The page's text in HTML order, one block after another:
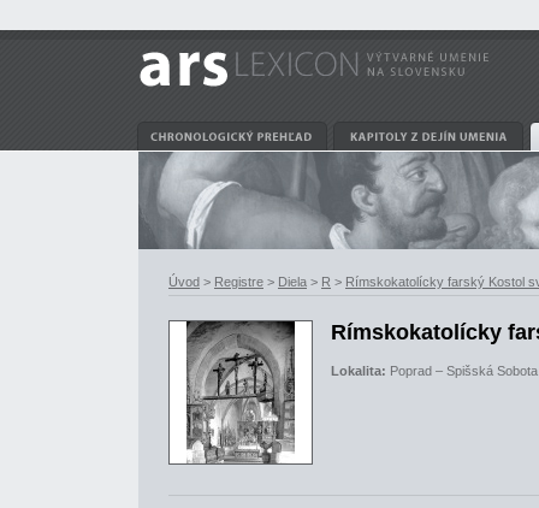
Úvod > Registre > Diela > R > Rímskokatolícky farský Kostol
Rímskokatolícky
Lokalita: Poprad – Spišská